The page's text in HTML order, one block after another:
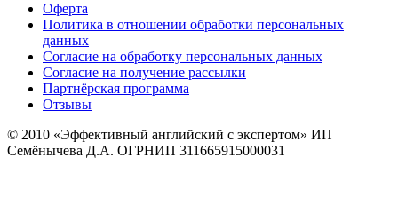
Оферта
Политика в отношении обработки персональных
данных
Согласие на обработку персональных данных
Согласие на получение рассылки
Партнёрская программа
Отзывы
© 2010 «Эффективный английский с экспертом» ИП
Семёнычева Д.А. ОГРНИП 311665915000031